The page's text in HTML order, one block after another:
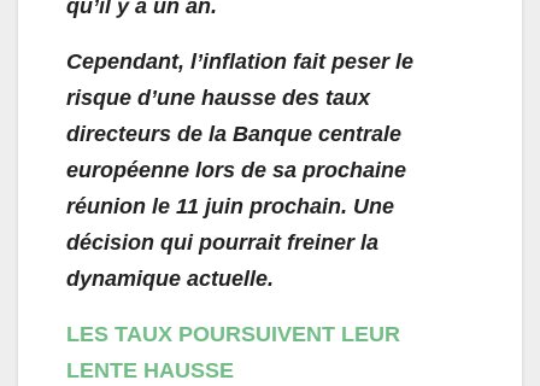
qu’il y a un an.
Cependant, l’inflation fait peser le
risque d’une hausse des taux
directeurs de la Banque centrale
européenne lors de sa prochaine
réunion le 11 juin prochain. Une
décision qui pourrait freiner la
dynamique actuelle.
LES TAUX POURSUIVENT LEUR
LENTE HAUSSE